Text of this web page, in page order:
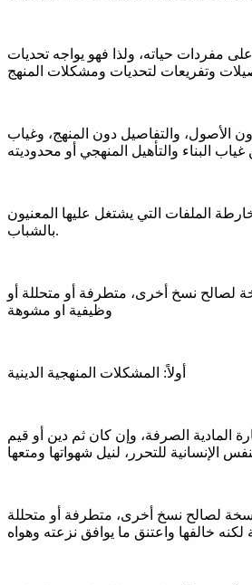
مفردات حياته، ولذا فهو يواجه تحديات
الأصول، والتفاصيل دون المنهج، وغياب
الملفات التي يشتغل عليها المعنيون
بالشباب.
لصالح نسخ أخرى، متطرفة أو متحللة أو
وظيفية او مشوهة
أولاً: المشكلات المنهجية الدينية
المادية الصرفة، وإن كان ثم دين أو قيم
لصالح نسخ أخرى، متطرفة أو متحللة